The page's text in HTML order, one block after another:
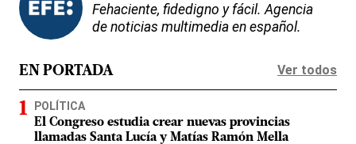
Fehaciente, fidedigno y fácil. Agencia
de noticias multimedia en español.
EN PORTADA Ver todos
POLÍTICA
El Congreso estudia crear nuevas provincias
llamadas Santa Lucía y Matías Ramón Mella